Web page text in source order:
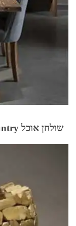
שולחן אוכל Country בעיצוב כפרי